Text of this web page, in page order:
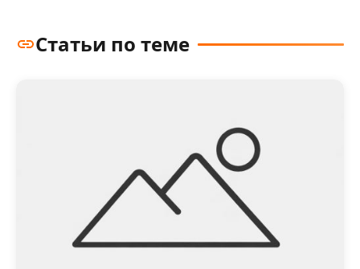
Статьи по теме